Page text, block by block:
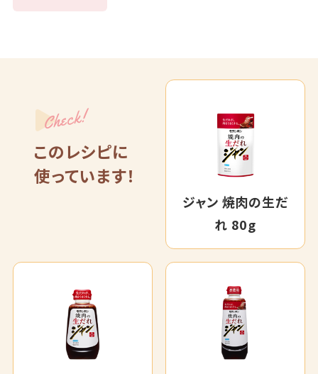
Check!
このレシピに
使っています！
ジャン 焼肉の生だ
れ 80g